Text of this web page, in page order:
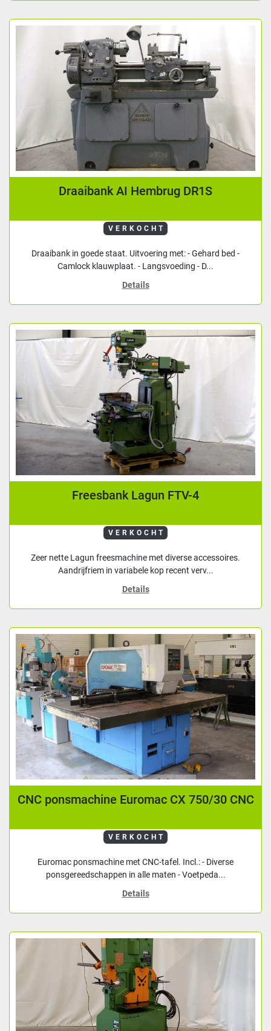
Draaibank AI Hembrug DR1S
VERKOCHT
Draaibank in goede staat. Uitvoering met: - Gehard bed -
Camlock klauwplaat. - Langsvoeding - D...
Details
Freesbank Lagun FTV-4
VERKOCHT
Zeer nette Lagun freesmachine met diverse accessoires.
Aandrijfriem in variabele kop recent verv...
Details
CNC ponsmachine Euromac CX 750/30 CNC
VERKOCHT
Euromac ponsmachine met CNC-tafel. Incl.: - Diverse
ponsgereedschappen in alle maten - Voetpeda...
Details